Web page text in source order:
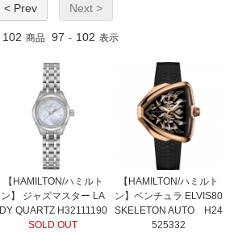
< Prev Next >
102 商品 97 - 102 表示
【HAMILTON/ハミルト
ン】 ジャズマスター LA
DY QUARTZ H32111190
SOLD OUT
【HAMILTON/ハミルト
ン】ベンチュラ ELVIS80
SKELETON AUTO H24
525332